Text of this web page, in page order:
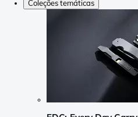
Coleções temáticas